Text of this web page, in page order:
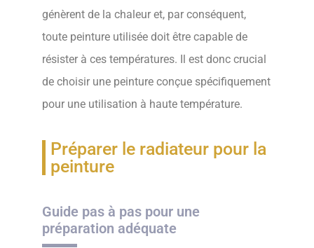
génèrent de la chaleur et, par conséquent,
toute peinture utilisée doit être capable de
résister à ces températures. Il est donc crucial
de choisir une peinture conçue spécifiquement
pour une utilisation à haute température.
Préparer le radiateur pour la
peinture
Guide pas à pas pour une
préparation adéquate